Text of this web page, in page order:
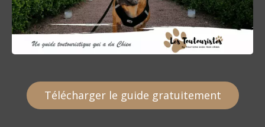
Télécharger le guide gratuitement